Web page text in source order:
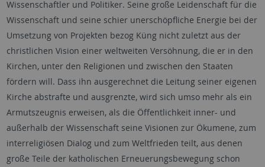
Wissenschaftler und Politiker. Seine große Leidenschaft für die
Wissenschaft und seine schier unerschöpfliche Energie bei der
Umsetzung von Projekten bezog Küng nicht zuletzt aus der
christlichen Vision einer weltweiten Versöhnung, die er in den
Kirchen, unter den Religionen und zwischen den Staaten
fördern will. Dass ihn ausgerechnet die Leitung seiner eigenen
Kirche abstrafte und ausgrenzte, wird sich umso mehr als ein
Armutszeugnis erweisen, als die Öffentlichkeit inner- und
außerhalb der Wissenschaft seine Visionen zur Ökumene, zum
interreligiösen Dialog und zum Weltfrieden teilt, aus denen
große Teile der katholischen Erneuerungsbewegung schon